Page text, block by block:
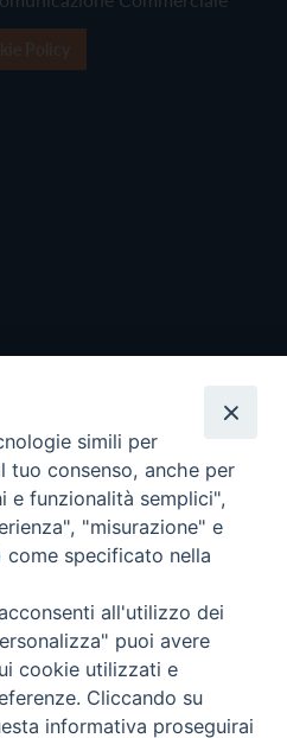
Tutti i diritti riservati - Vita
Torna
simili per
tuo consenso, anche per
e funzionalità semplici",
"misurazione" e
specificato nella
all'utilizzo dei
puoi avere
cookie utilizzati e
Cliccando su
informativa proseguirai